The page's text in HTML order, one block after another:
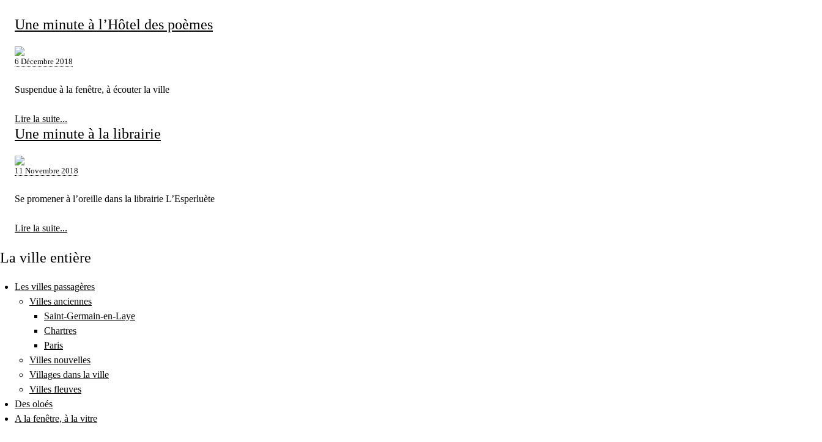
Une minute à l’Hôtel des poèmes
6 Décembre 2018
Suspendue à la fenêtre, à écouter la ville
Lire la suite...
Une minute à la librairie
11 Novembre 2018
Se promener à l’oreille dans la librairie L’Esperluète
Lire la suite...
La ville entière
Les villes passagères
Villes anciennes
Saint-Germain-en-Laye
Chartres
Paris
Villes nouvelles
Villages dans la ville
Villes fleuves
Des oloés
A la fenêtre, à la vitre